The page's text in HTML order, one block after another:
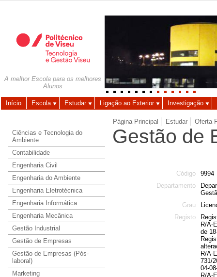
Autenticação
Utilizador
Palavra-chave
A melhor Escola para os melhores
Alunos
Início Escola Estudar Ligação ao Exterior Investigação
Ciências e Tecnologia do
Ambiente
Contabilidade
Engenharia Civil
Engenharia do Ambiente
Engenharia Eletrotécnica
Engenharia Informática
Engenharia Mecânica
Gestão Industrial
Gestão de Empresas
Gestão de Empresas (Pós-
laboral)
Marketing
Página Principal Estudar Oferta
Gestão de
Código
9994
Departamento
Grau
Registo
R/A-
de
R/A-
731/
04-
R/A-